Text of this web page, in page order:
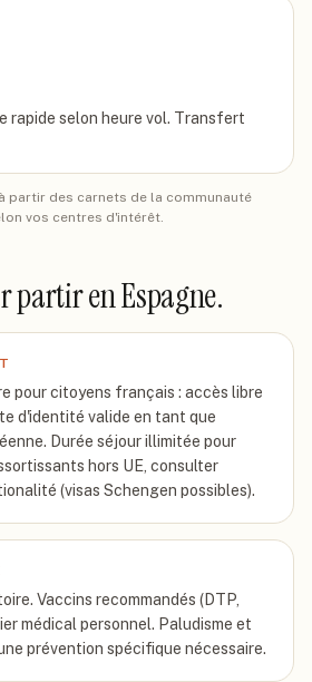
rapide selon heure vol. Transfert
partir des carnets de la communauté
vos centres d'intérêt.
partiren Espagne.
pour citoyens français : accès libre
d'identité valide en tant que
Durée séjour illimitée pour
hors UE, consulter
(visas Schengen possibles).
Vaccins recommandés (DTP,
médical personnel. Paludisme et
prévention spécifique nécessaire.